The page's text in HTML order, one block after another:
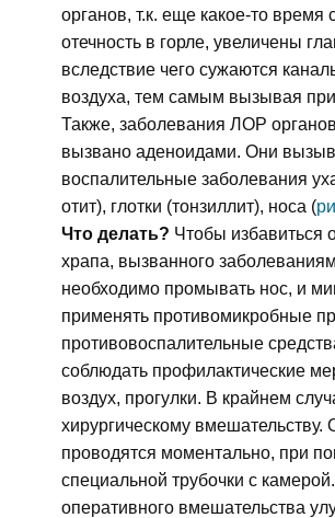
органов, т.к. еще какое-то время
отечность в горле, увеличены
вследствие чего сужаются
воздуха, тем самым вызывая
Также, заболевания ЛОР
вызвано аденоидами. Они
воспалительные заболевания
отит), глотки (тонзиллит), носа (
Что делать? Чтобы избавиться
храпа, вызванного
необходимо промывать нос, и
применять противомикробные
противовоспалительные
соблюдать профилактические
воздух, прогулки. В крайнем
хирургическому вмешательству.
проводятся моментально, при
специальной трубочки с
оперативного вмешательства